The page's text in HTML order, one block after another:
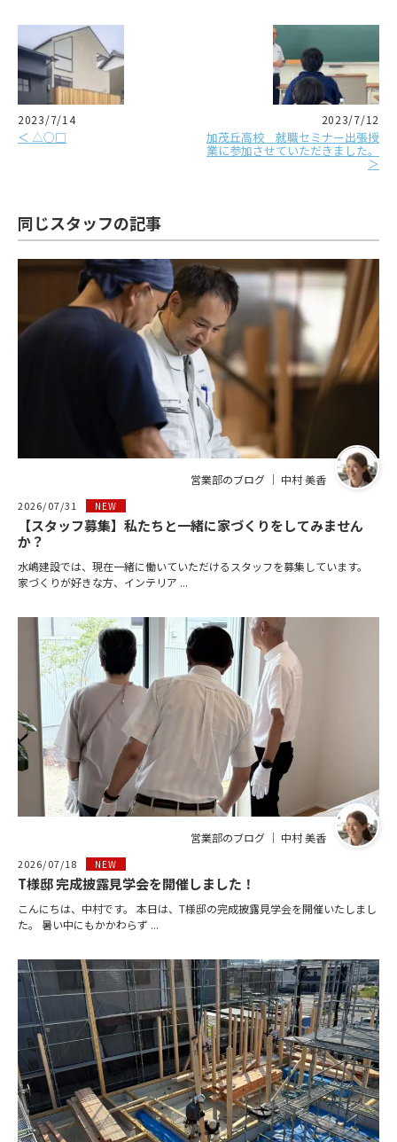
2023/7/14
＜ △○□
2023/7/12
加茂丘高校 就職セミナー出張授
業に参加させていただきました。
＞
同じスタッフの記事
営業部のブログ ｜ 中村 美香
2026/07/31 NEW
【スタッフ募集】私たちと一緒に家づくりをしてみません
か？
水嶋建設では、現在一緒に働いていただけるスタッフを募集しています。
家づくりが好きな方、インテリア ...
営業部のブログ ｜ 中村 美香
2026/07/18 NEW
T様邸 完成披露見学会を開催しました！
こんにちは、中村です。 本日は、T様邸の完成披露見学会を開催いたしまし
た。 暑い中にもかかわらず ...